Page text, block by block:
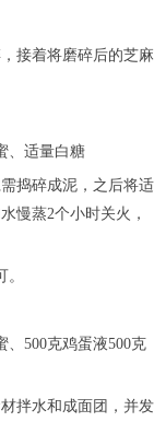
接着将磨碎后的芝麻
、适量白糖
捣碎成泥，之后将适
慢蒸2个小时关火，
500克鸡蛋液500克
拌水和成面团，并发